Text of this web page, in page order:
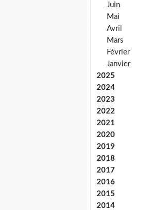
Juin
Mai
Avril
Mars
Février
Janvier
2025
2024
2023
2022
2021
2020
2019
2018
2017
2016
2015
2014